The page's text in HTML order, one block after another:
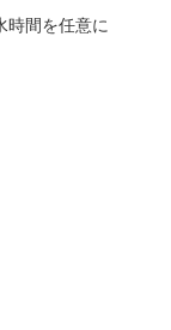
時間を任意に